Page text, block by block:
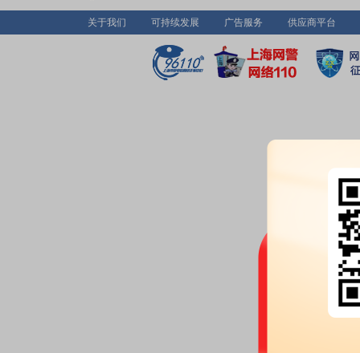
2026-07-01
2026年06月30日因
涨幅偏离值累计达到12%的证券
机构调研：
2026年06月30日披
股权质押：截止2026年06月26
关于我们 可持续发展 广告服务 供应商平台